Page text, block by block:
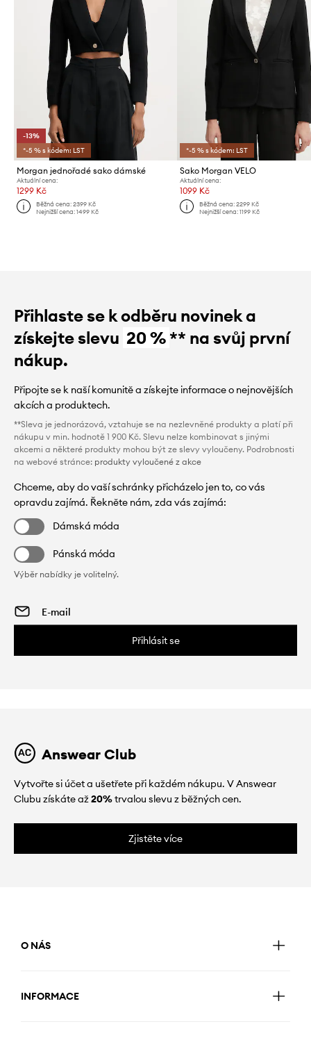
-13%
*-5 % s kódem: LST
Morgan jednořadé sako dámské
Aktuální cena:
1299 Kč
Běžná cena:2399 Kč
Nejnižší cena:1499 Kč
*-5 % s kódem: LST
Sako Morgan VELO
Aktuální cena:
1099 Kč
Běžná cena: 2299 Kč
Nejnižší cena: 1199 Kč
Přihlaste se k odběru novinek a
získejte slevu 20 %** na svůj první
nákup.
Připojte se k naší komunitě a získejte informace o nejnovějších
akcích a produktech.
**Sleva je jednorázová, vztahuje se na nezlevněné produkty a platí při
nákupu v min. hodnotě 1 900 Kč. Slevu nelze kombinovat s jinými
akcemi a některé produkty mohou být ze slevy vyloučeny. Podrobnosti
na webové stránce: produkty vyloučené z akce
Chceme, aby do vaší schránky přicházelo jen to, co vás
opravdu zajímá. Řekněte nám, zda vás zajímá:
Dámská móda
Pánská móda
Výběr nabídky je volitelný.
Přihlásit se
Answear Club
Vytvořte si účet a ušetřete při každém nákupu. V Answear
Clubu získáte až20%trvalou slevu z běžných cen.
Zjistěte více
O NÁS
INFORMACE